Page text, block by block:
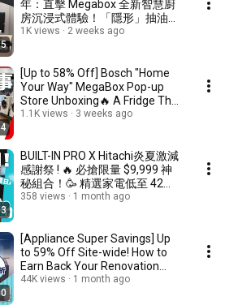
年：直擊 Megabox 全新智慧廚
房沉浸式體驗！「隱形」抽油煙
機、空間魔術洗碗機驚艷亮相 💨
1K views 2 weeks ago
[Up to 58% Off] Bosch "Home
Your Way" MegaBox Pop-up
Store Unboxing🔥 A Fridge That
Changes Color?...
1.1K views 3 weeks ago
BUILT-IN PRO X Hitachi炎夏激減
感謝祭 ! 🔥 必搶限量 $9,999 神
秘組合！🥳 精選家電低至 42
折！
358 views 1 month ago
[Appliance Super Savings] Up
to 59% Off Site-wide! How to
Earn Back Your Renovation
Costs? Get a ...
44K views 1 month ago